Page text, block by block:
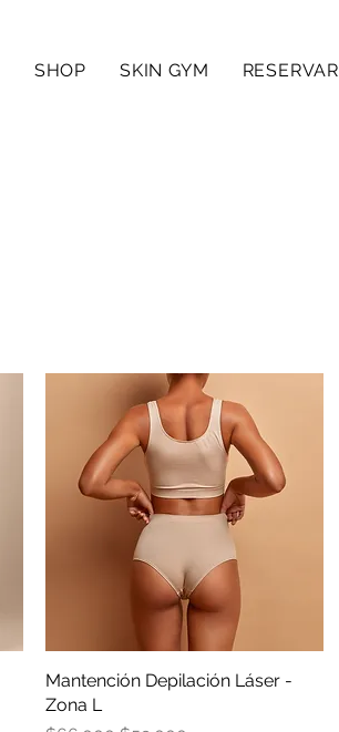
SHOP SKIN GYM RESERVAR
Mantención Depilación Láser -
Zona L